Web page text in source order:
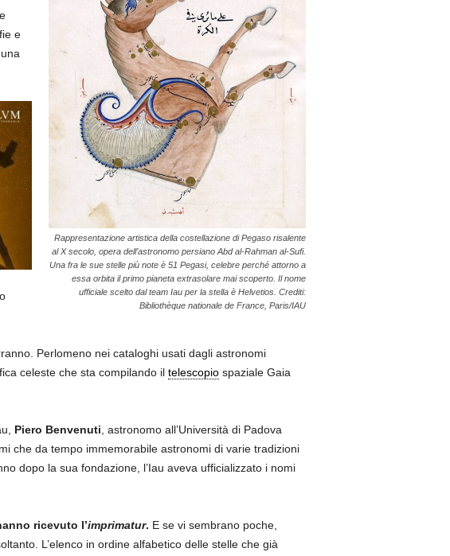
Rappresentazione artistica della costellazione di Pegaso risalente
al X secolo, opera dell’astronomo persiano Abd al-Rahman al-Sufi.
Una fra le sue stelle più note è 51 Pegasi, celebre perché attorno a
essa orbita il primo pianeta extrasolare mai scoperto. Il nome
ufficiale scelto dal team Iau per la stella è Helvetios. Crediti:
Bibliothèque nationale de France, Paris/IAU
e
Perlomeno nei cataloghi usati dagli astronomi
celeste che sta compilando il telescopiospaziale Gaia
Piero Benvenuti, astronomo all’Università di Padova
che da tempo immemorabile astronomi di varie tradizioni
dopo la sua fondazione, l’Iau aveva ufficializzato i nomi
ricevuto l’imprimatur. E se vi sembrano poche,
L’elenco in ordine alfabetico delle stelle che già